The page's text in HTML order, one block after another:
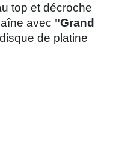
top et décroche
avec "Grand
de platine